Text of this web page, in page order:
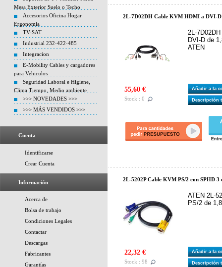
Mesa Exterior Suelo o Techo
Accesorios Oficina Hogar
Ergonomia
TV-SAT
Industrial 232-422-485
Integracion
E-Mobility Cables y cargadores
para Vehiculos
Seguridad Laboral e Higiene,
Clima Tiempo, Medio ambiente
>>> NOVEDADES >>>
>>> MÁS VENDIDOS >>>
Cuenta
Identificarse
Crear Cuenta
Información
Acerca de
Bolsa de trabajo
Condiciones Legales
Contactar
Descargas
Fabricantes
Garantías
2L-7D02DH Cable KVM HDMI a DVI-D
2L-
DVI-D de
ATEN
55,60 €
Stock : 0
Añadir a la
Descripción
2L-5202P Cable KVM PS/2 con SPHD 3
ATEN 2L-
PS/2 de
22,32 €
Stock : 98
Añadir a la
Descripción